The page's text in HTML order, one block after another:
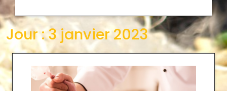
Jour :3 janvier 2023